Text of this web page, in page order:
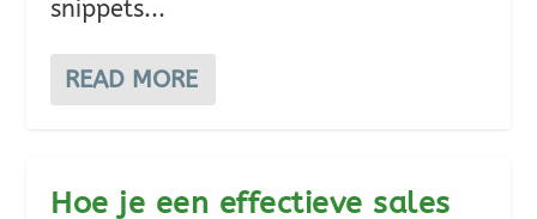
snippets...
READ MORE
Hoe je een effectieve sales